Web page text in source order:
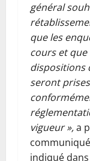
général
que les
cours et que
dispositions
seront prises
vigueur »,a
indiqué